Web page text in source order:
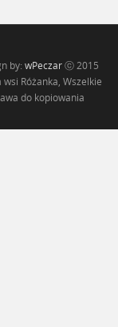
by: wPeczar ⓒ 2015
wsi Różanka, Wszelkie
do kopiowania